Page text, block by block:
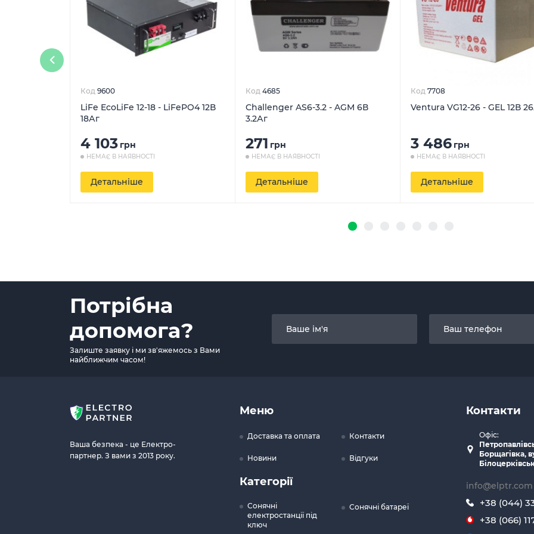
Код 9600
LiFe EcoLiFe 12-18 - LiFePO4 12В
18Аг
4 103 грн
НЕМАЄ В НАЯВНОСТІ
Детальніше
Код 4685
Challenger AS6-3.2 - AGM 6В
3.2Аг
271 грн
НЕМАЄ В НАЯВНОСТІ
Детальніше
Код 7708
Ventura VG12-26 - GEL 12В
3 486 грн
НЕМАЄ В НАЯВНОСТІ
Детальніше
Потрібна
допомога?
Залиште заявку і ми зв'яжемось з Вами
найближчим часом!
Ваша безпека - це Електро-
партнер. З вами з 2013 року.
Меню
Доставка та оплата Контакти
Новини Відгуки
Категорії
Сонячні
електростанції під
ключ
Сонячні батареї
Контакти
Офіс:
Борщагівка,
info@elptr.com
+38 (044)
+38 (066)